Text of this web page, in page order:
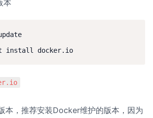
本
  sudo apt-get install docker.io
本，推荐安装Docker维护的版本，因为